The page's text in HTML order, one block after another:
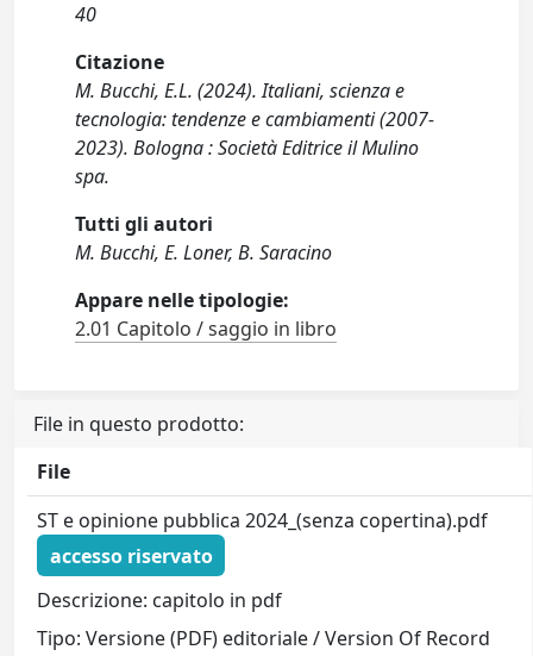
40
Citazione
M. Bucchi, E.L. (2024). Italiani, scienza e
tecnologia: tendenze e cambiamenti (2007-
2023). Bologna : Società Editrice il Mulino
spa.
Tutti gli autori
M. Bucchi, E. Loner, B. Saracino
Appare nelle tipologie:
2.01 Capitolo / saggio in libro
File in questo prodotto:
File
ST e opinione pubblica 2024_(senza copertina).pdf
accesso riservato
Descrizione: capitolo in pdf
Tipo: Versione (PDF) editoriale / Version Of Record